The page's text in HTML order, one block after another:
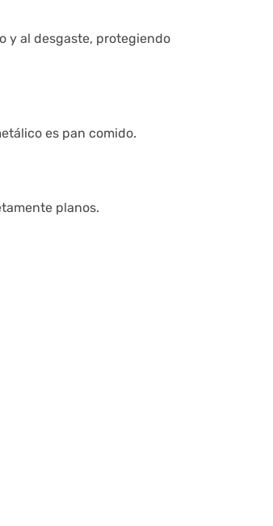
y al desgaste, protegiendo
es pan comido.
planos.